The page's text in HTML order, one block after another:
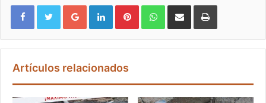
Google+ LinkedIn Pinterest WhatsApp
Artículos relacionados